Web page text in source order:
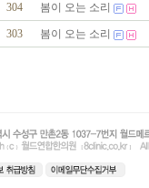
304 봄이 오는 소리
303 봄이 오는 소리